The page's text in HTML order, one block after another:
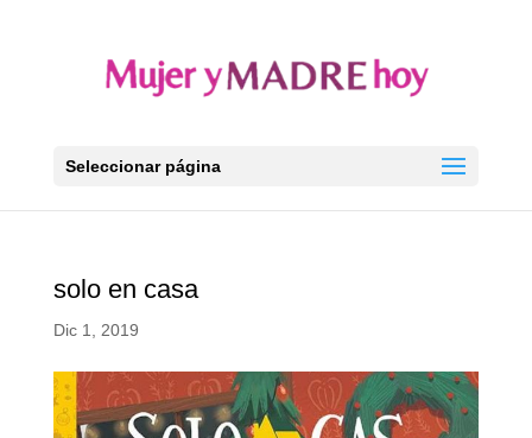
Seleccionar página
solo en casa
Dic 1, 2019